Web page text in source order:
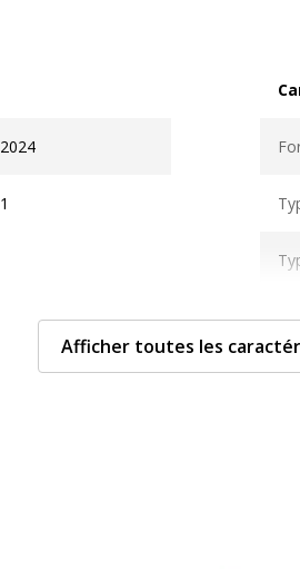
2024
1
Afficher toutes les